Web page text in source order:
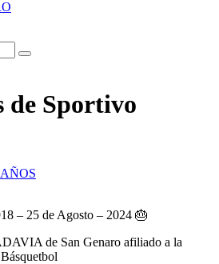
de Sportivo
– 25 de Agosto – 2024 🎂
de San Genaro afiliado a la